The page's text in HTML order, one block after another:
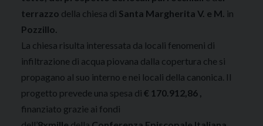
terrazzo della chiesa di Santa Margherita V. e M. in
Pozzillo.
La chiesa risulta interessata da locali fenomeni di
infiltrazione di acqua piovana dalla copertura che si
propagano al suo interno e nei locali della canonica. Il
progetto prevede una spesa di € 170.912,86 ,
finanziato grazie ai fondi